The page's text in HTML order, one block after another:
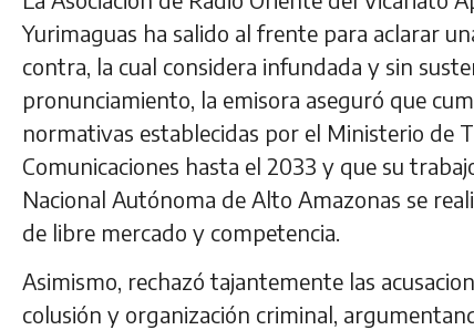
Yurimaguas ha salido al frente para aclarar
contra, la cual considera infundada y sin
pronunciamiento, la emisora aseguró que
normativas establecidas por el Ministerio de
Comunicaciones hasta el 2033 y que su
Nacional Autónoma de Alto Amazonas se
de libre mercado y competencia.
Asimismo, rechazó tajantemente las
colusión y organización criminal,